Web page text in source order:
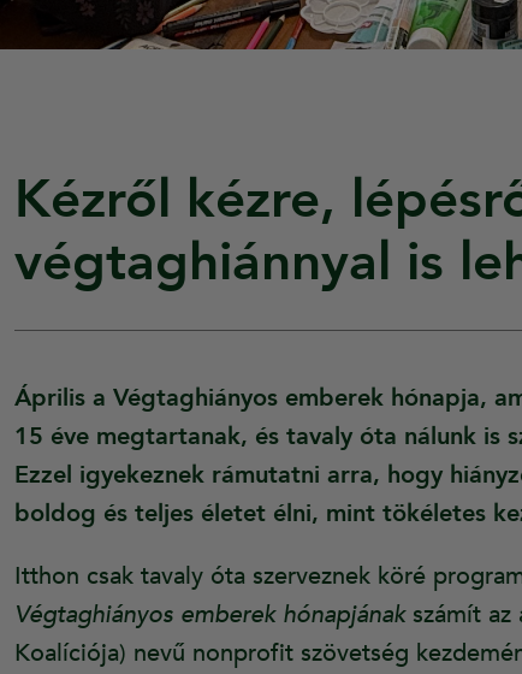
Kézről kézre,
végtaghiánnyal is
Április a Végtaghiányos emberek hónapja,
15 éve megtartanak, és tavaly óta nálunk is
Ezzel igyekeznek rámutatni arra, hogy
boldog és teljes életet élni, mint tökéletes
Itthon csak tavaly óta szerveznek köré
Végtaghiányos emberek hónapjánakszámít az
Koalíciója) nevű nonprofit szövetség